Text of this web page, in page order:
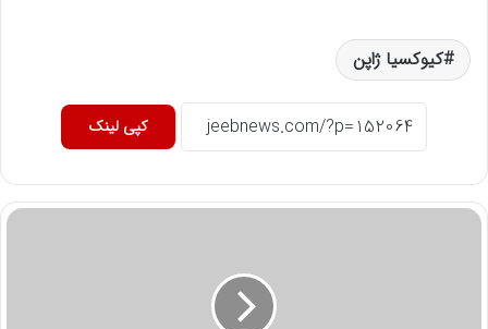
کیوکسیا ژاپن
کپی لینک